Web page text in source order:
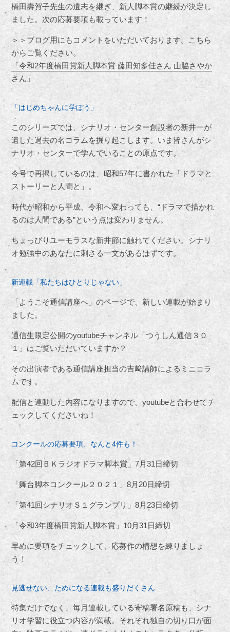
橋田壽賀子先生の遺志を継ぎ、新人脚本賞の継続が決定し
ました。次の応募要項も載っています！
＞＞ブログ用にもコメントをいただいております。こちら
からご覧ください。
「令和2年度橋田賞新人脚本賞 藤田知多佳さん 山脇さやか
さん」
「はじめちゃんに学ぼう」
このシリーズでは、シナリオ・センター創設者の新井一が
遺した過去の名コラムを掘り起こします。いま皆さんがシ
ナリオ・センターで学んでいることの原点です。
今号で再掲しているのは、昭和57年に書かれた「ドラマと
ストーリーと人間と」。
時代が昭和から平成、令和へ変わっても、“ ドラマで描かれ
るのは人間である”という点は変わりません。
ちょっぴりユーモラスな新井節に触れてください。シナリ
オ勉強中のあなたに刺さる一文があるはずです。
新連載「私たちはひとりじゃない」
「ようこそ通信講座へ」のページで、新しい連載が始まり
ました。
通信生限定公開のyoutubeチャンネル「つうしん通信３０
１」はご覧いただいていますか？
その出演者である通信講座担当の吉﨑講師によるミニコラ
ムです。
配信と連動した内容になりますので、youtubeと合わせてチ
ェックしてくださいね！
コンクールの応募要項、なんと4件も！
「第42回ＢＫラジオドラマ脚本賞」7月31日締切
「舞台脚本コンクール２０２１」8月20日締切
「第41回シナリオＳ１グランプリ」8月 23日締切
「令和3年度橋田賞新人脚本賞」 10月31 日締切
早めに要項をチェックして、応募作の構想を練りましょ
う！
見逃せない、ためになる連載も盛りだくさん
特集だけでなく、毎月連載している寄稿署名原稿も、シナ
リオ学習に役立つ内容が満載。それぞれ独自の切り口が面